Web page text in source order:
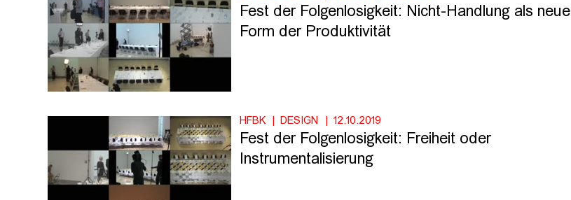
Fest der Folgenlosigkeit: Nicht-Handlung als neue
Form der Produktivität
HFBK DESIGN 12.10.2019
Fest der Folgenlosigkeit: Freiheit oder
Instrumentalisierung